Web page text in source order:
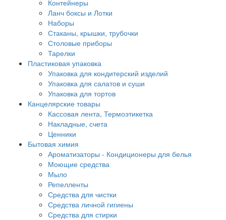
Контейнеры
Ланч боксы и Лотки
Наборы
Стаканы, крышки, трубочки
Столовые приборы
Тарелки
Пластиковая упаковка
Упаковка для кондитерский изделий
Упаковка для салатов и суши
Упаковка для тортов
Канцелярские товары
Кассовая лента, Термоэтикетка
Накладные, счета
Ценники
Бытовая химия
Ароматизаторы - Кондиционеры для белья
Моющие средства
Мыло
Репелленты
Средства для чистки
Средства личной гигиены
Средства для стирки